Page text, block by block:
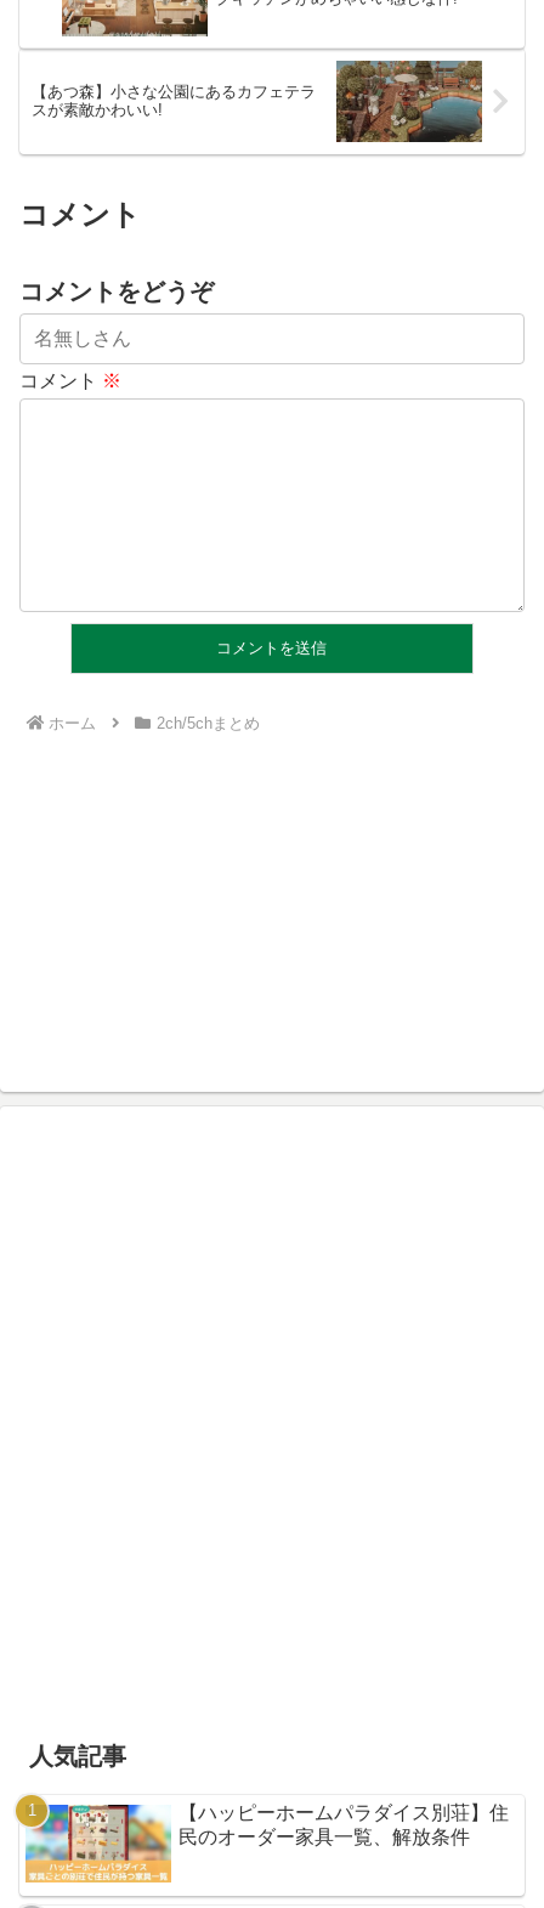
【あつ森】小さな公園にあるカフェテラ
スが素敵かわいい!
コメント
コメントをどうぞ
コメント ※
ホーム 2ch/5chまとめ
人気記事
【ハッピーホームパラダイス別荘】住
民のオーダー家具一覧、解放条件